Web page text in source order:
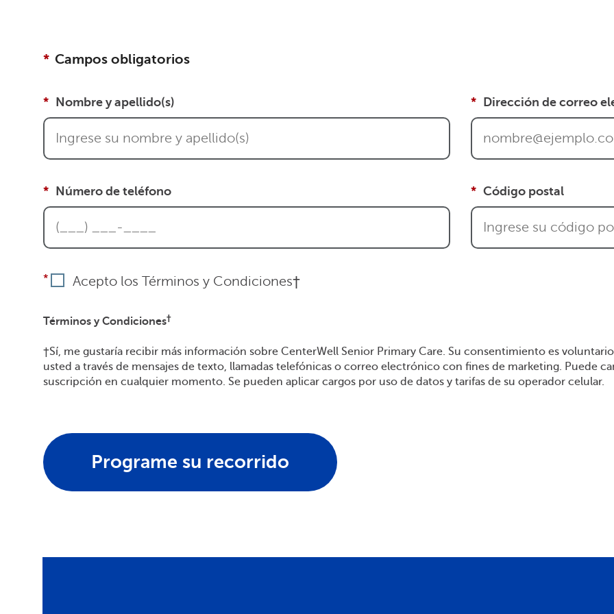
Campos obligatorios
Nombre y apellido(s) Dirección de correo
Número de teléfono Código postal
Acepto los Términos y Condiciones†
Términos y Condiciones†
†Sí, me gustaría recibir más información sobre CenterWell Senior Primary Care. Su consentimiento es
usted a través de mensajes de texto, llamadas telefónicas o correo electrónico con fines de marketing. Puede
suscripción en cualquier momento. Se pueden aplicar cargos por uso de datos y tarifas de su operador celular.
Programe su recorrido